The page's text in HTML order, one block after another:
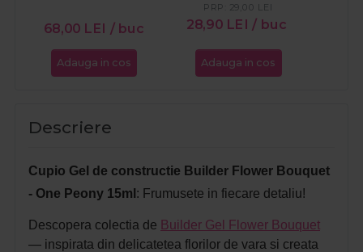
68,00 LEI / buc
Adauga in cos
28,90 LEI / buc
PRP: 29,00 LEI
Adauga in cos
Descriere
Cupio Gel de constructie Builder Flower Bouquet
- One Peony 15ml : Frumusete in fiecare detaliu!
Descopera colectia de Builder Gel Flower Bouquet
— inspirata din delicatetea florilor de vara si creata